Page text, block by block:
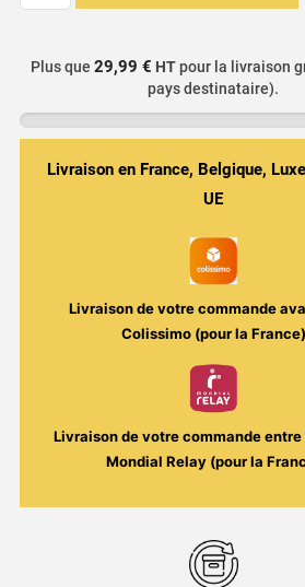
Pecano
Graham
Plus que 29,99 € HTpour la livraison
pays destinataire).
Livraison en France, Belgique,
UE
Livraison de votre commande
Colissimo (pour la France)
Livraison de votre commande
Mondial Relay (pour la